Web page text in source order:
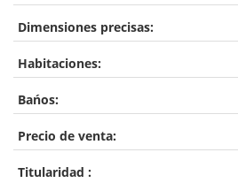
Dimensiones precisas:
Habitaciones:
Bańos:
Precio de venta:
Titularidad :